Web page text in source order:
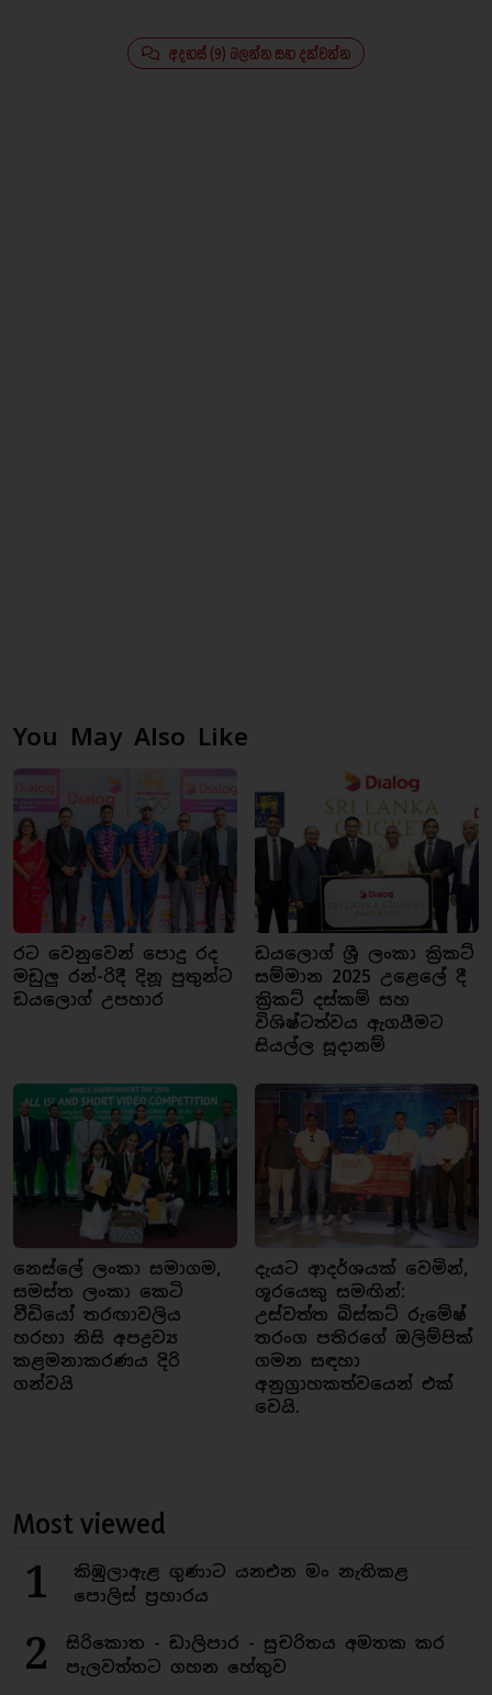
අදහස් (9) බලන්න සහ දක්වන්න
You May Also Like
රට වෙනුවෙන් පොදු රද
මඩුලු රන්-රිදී දිනූ පුතුන්ට
ඩයලොග් උපහාර
ඩයලොග් ශ්‍රී ලංකා ක්‍රිකට්
සම්මාන 2025 උළෙලේ දී
ක්‍රිකට් දස්කම් සහ
විශිෂ්ටත්වය ඇගයීමට
සියල්ල සූදානම්
නෙස්ලේ ලංකා සමාගම,
සමස්ත ලංකා කෙටි
වීඩියෝ තරඟාවලිය
හරහා නිසි අපද්‍රව්‍ය
කළමනාකරණය දිරි
ගන්වයි
දැයට ආදර්ශයක් වෙමින්,
ශූරයෙකු සමඟින්:
උස්වත්ත බිස්කට් රුමේෂ්
තරංග පතිරගේ ඔලිම්පික්
ගමන සඳහා
අනුග්‍රාහකත්වයෙන් එක්
වෙයි.
Most viewed
1
කිඹුලාඇළ ගුණාට යනඑන මං නැතිකළ
පොලිස් ප්‍රහාරය
2
සිරිකොත - ඩාලිපාර - සුචරිතය අමතක කර
පැලවත්තට ගහන හේතුව